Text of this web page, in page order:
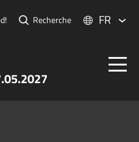
Recherche FR